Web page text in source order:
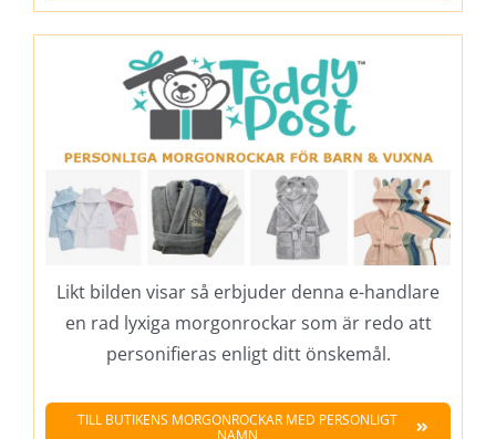
Likt bilden visar så erbjuder denna e-handlare
en rad lyxiga morgonrockar som är redo att
personifieras enligt ditt önskemål.
TILL BUTIKENS MORGONROCKAR MED PERSONLIGT